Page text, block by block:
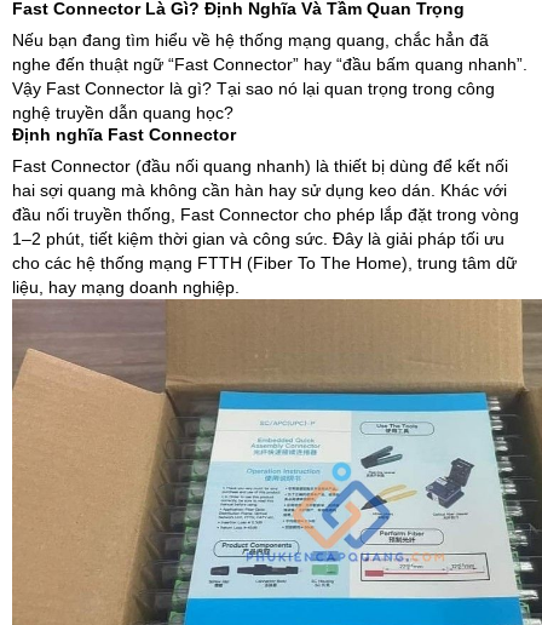
Fast Connector Là Gì? Định Nghĩa Và Tầm Quan Trọng
Nếu bạn đang tìm hiểu về hệ thống mạng quang, chắc hẳn đã
nghe đến thuật ngữ “Fast Connector” hay “đầu bấm quang nhanh”.
Vậy Fast Connector là gì? Tại sao nó lại quan trọng trong công
nghệ truyền dẫn quang học?
Định nghĩa Fast Connector
Fast Connector (đầu nối quang nhanh) là thiết bị dùng để kết nối
hai sợi quang mà không cần hàn hay sử dụng keo dán. Khác với
đầu nối truyền thống, Fast Connector cho phép lắp đặt trong vòng
1–2 phút, tiết kiệm thời gian và công sức. Đây là giải pháp tối ưu
cho các hệ thống mạng FTTH (Fiber To The Home), trung tâm dữ
liệu, hay mạng doanh nghiệp.